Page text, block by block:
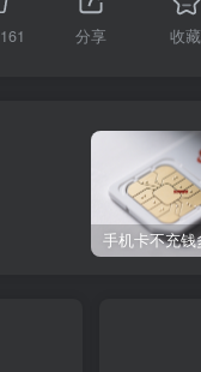
161 分享 收藏